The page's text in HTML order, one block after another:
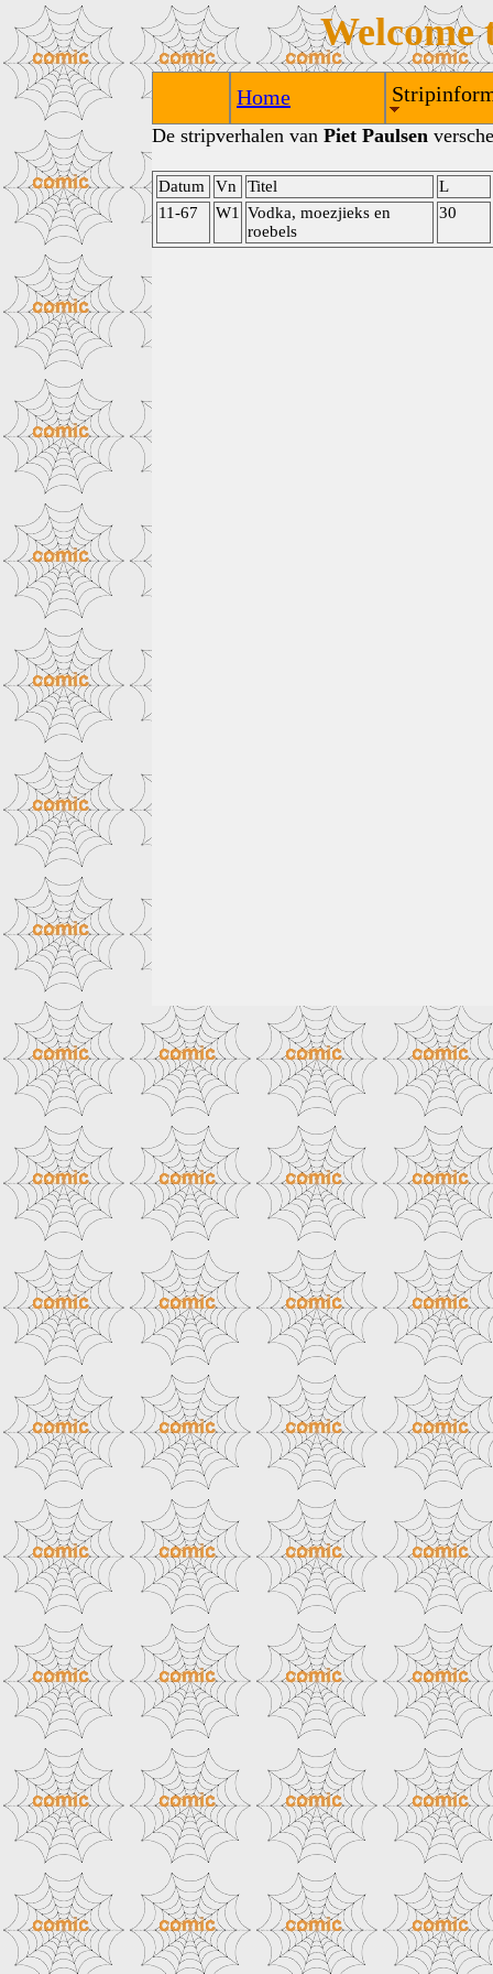
Welcome
Home
De stripverhalen van Piet Paulsen
Datum Vn Titel
L
11-67
W1
Vodka, moezjieks en
roebels
30